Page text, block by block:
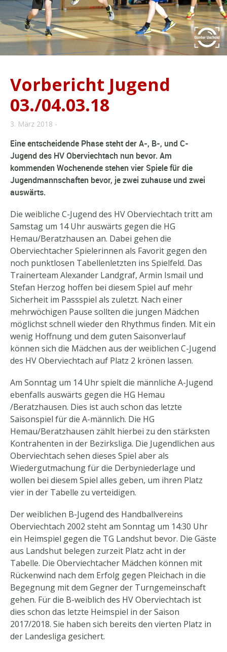
Vorbericht Jugend
03./04.03.18
3. März 2018
Eine entscheidende Phase steht der A-, B-, und C-
Jugend des HV Oberviechtach nun bevor. Am
kommenden Wochenende stehen vier Spiele für die
Jugendmannschaften bevor, je zwei zuhause und zwei
auswärts.
Die weibliche C-Jugend des HV Oberviechtach tritt am
Samstag um 14 Uhr auswärts gegen die HG
Hemau/Beratzhausen an. Dabei gehen die
Oberviechtacher Spielerinnen als Favorit gegen den
noch punktlosen Tabellenletzten ins Spielfeld. Das
Trainerteam Alexander Landgraf, Armin Ismail und
Stefan Herzog hoffen bei diesem Spiel auf mehr
Sicherheit im Passspiel als zuletzt. Nach einer
mehrwöchigen Pause sollten die jungen Mädchen
möglichst schnell wieder den Rhythmus finden. Mit ein
wenig Hoffnung und dem guten Saisonverlauf
können sich die Mädchen aus der weiblichen C-Jugend
des HV Oberviechtach auf Platz 2 krönen lassen.
Am Sonntag um 14 Uhr spielt die männliche A-Jugend
ebenfalls auswärts gegen die HG Hemau
/Beratzhausen. Dies ist auch schon das letzte
Saisonspiel für die A-männlich. Die HG
Hemau/Beratzhausen zählt hierbei zu den stärksten
Kontrahenten in der Bezirksliga. Die Jugendlichen aus
Oberviechtach sehen dieses Spiel aber als
Wiedergutmachung für die Derbyniederlage und
wollen bei diesem Spiel alles geben, um ihren Platz
vier in der Tabelle zu verteidigen.
Der weiblichen B-Jugend des Handballvereins
Oberviechtach 2002 steht am Sonntag um 14:30 Uhr
ein Heimspiel gegen die TG Landshut bevor. Die Gäste
aus Landshut belegen zurzeit Platz acht in der
Tabelle. Die Oberviechtacher Mädchen können mit
Rückenwind nach dem Erfolg gegen Pleichach in die
Begegnung mit dem Gegner der Turngemeinschaft
gehen. Für die B-weiblich des HV Oberviechtach ist
dies schon das letzte Heimspiel in der Saison
2017/2018. Sie haben sich bereits den vierten Platz in
der Landesliga gesichert.